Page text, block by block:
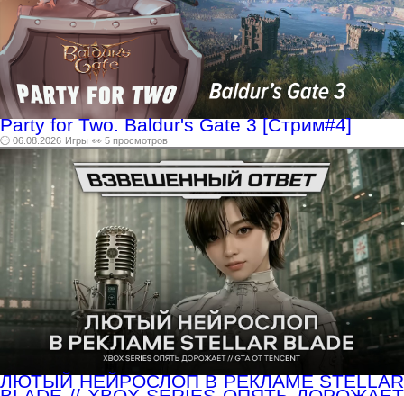
Party for Two. Baldur's Gate 3 [Стрим#4]
🕑 06.08.2026 Игры 👀 5 просмотров
ЛЮТЫЙ НЕЙРОСЛОП В РЕКЛАМЕ STELLAR